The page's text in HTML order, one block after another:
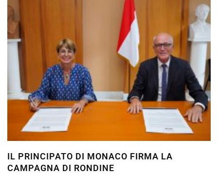
IL PRINCIPATO DI MONACO FIRMA LA
CAMPAGNA DI RONDINE